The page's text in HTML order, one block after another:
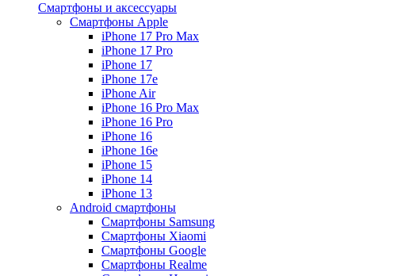
Смартфоны и аксессуары
Смартфоны Apple
iPhone 17 Pro Max
iPhone 17 Pro
iPhone 17
iPhone 17e
iPhone Air
iPhone 16 Pro Max
iPhone 16 Pro
iPhone 16
iPhone 16e
iPhone 15
iPhone 14
iPhone 13
Android cмартфоны
Смартфоны Samsung
Смартфоны Xiaomi
Смартфоны Google
Смартфоны Realme